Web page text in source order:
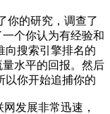
你的研究，调查了
个你认为有经验和
向搜索引擎排名的
水平的回报。然后
以你开始追捕你的
发展非常迅速，